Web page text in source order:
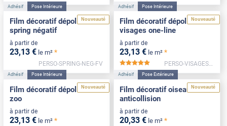
Nouveauté
Adhésif Pose Intérieure
Film décoratif dépoli motif
spring négatif
à partir de
23,13 € le m² *
PERSO-SPRING-NEG-FV
Nouveauté
Adhésif Pose Intérieure
Film décoratif dépoli motif
visages one-line
à partir de
23,13 € le m² *
*****
PERSO-VISAGES-FV
Nouveauté
Adhésif Pose Intérieure
Film décoratif dépoli motif
zoo
à partir de
23,13 € le m² *
Nouveauté
Adhésif Pose Extérieure
Film décoratif oiseaux
anticollision
à partir de
20,33 € le m² *